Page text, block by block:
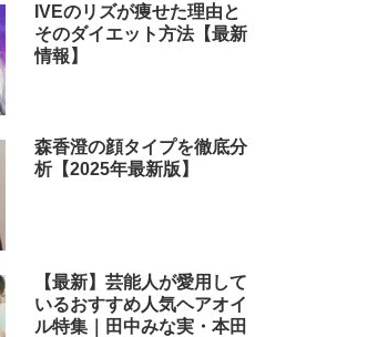
IVEのリズが痩せた理由と
そのダイエット方法【最新
情報】
森香澄の顔タイプを徹底分
析【2025年最新版】
【最新】芸能人が愛用して
いるおすすめ人気ヘアオイ
ル特集｜田中みな実・本田